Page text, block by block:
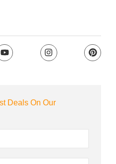
Deals On Our